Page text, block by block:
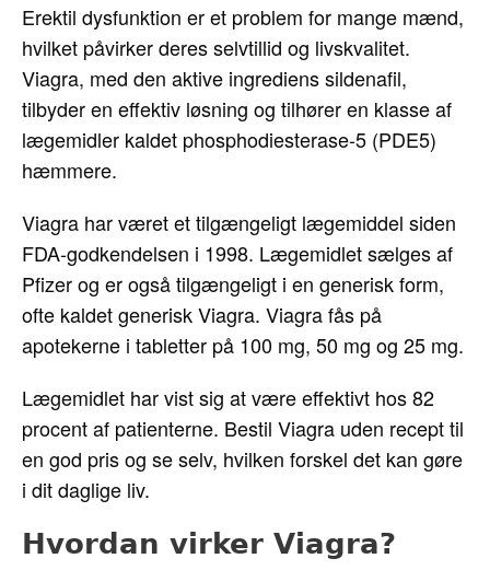
Erektil dysfunktion er et problem for mange mænd,
hvilket påvirker deres selvtillid og livskvalitet.
Viagra, med den aktive ingrediens sildenafil,
tilbyder en effektiv løsning og tilhører en klasse af
lægemidler kaldet phosphodiesterase-5 (PDE5)
hæmmere.
Viagra har været et tilgængeligt lægemiddel siden
FDA-godkendelsen i 1998. Lægemidlet sælges af
Pfizer og er også tilgængeligt i en generisk form,
ofte kaldet generisk Viagra. Viagra fås på
apotekerne i tabletter på 100 mg, 50 mg og 25 mg.
Lægemidlet har vist sig at være effektivt hos 82
procent af patienterne. Bestil Viagra uden recept til
en god pris og se selv, hvilken forskel det kan gøre
i dit daglige liv.
Hvordan virker Viagra?